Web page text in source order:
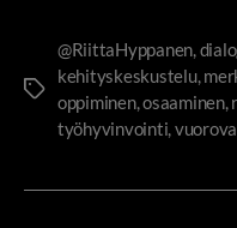
@RiittaHyppanen
kehityskeskustelu,
oppiminen,osaaminen,
työhyvinvointi